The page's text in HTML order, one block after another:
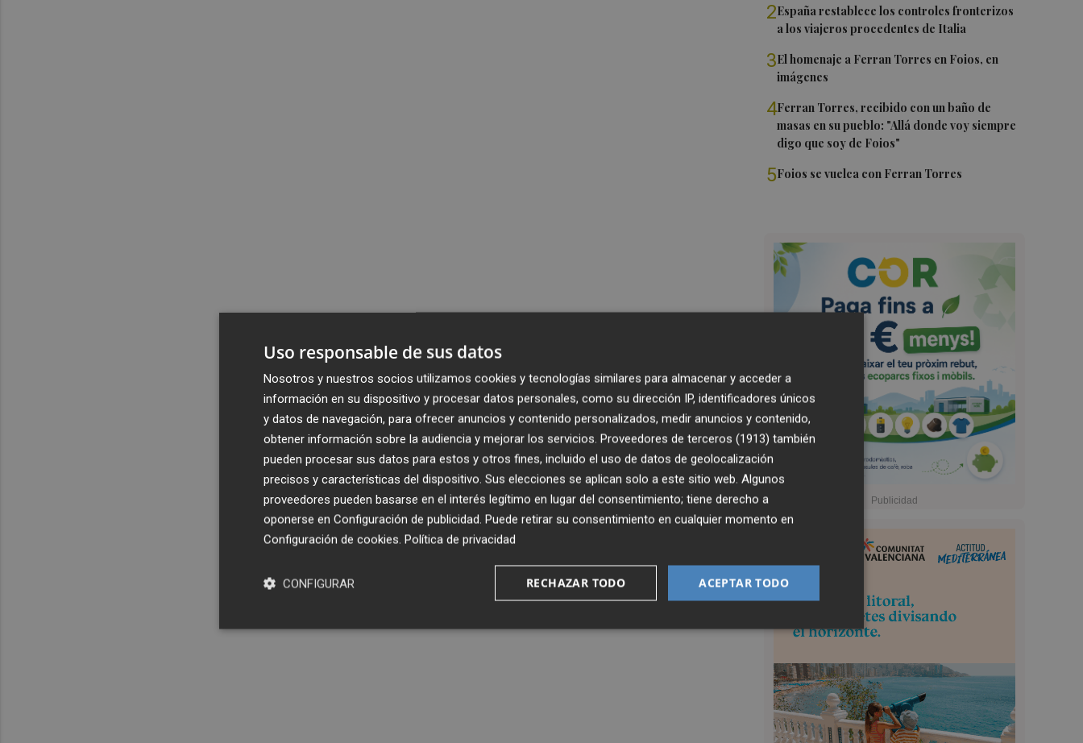
2España restablece los controles fronterizos
a los viajeros procedentes de Italia
3El homenaje a Ferran Torres en Foios, en
imágenes
4Ferran Torres, recibido con un baño de
masas en su pueblo: "Allá donde voy siempre
digo que soy de Foios"
5Foios se vuelca con Ferran Torres
Uso responsable de sus datos
Nosotros y nuestros socios utilizamos cookies y tecnologías similares para almacenar y acceder a
información en su dispositivo y procesar datos personales, como su dirección IP, identificadores únicos
y datos de navegación, para ofrecer anuncios y contenido personalizados, medir anuncios y contenido,
obtener información sobre la audiencia y mejorar los servicios. Proveedores de terceros (1913) también
pueden procesar sus datos para estos y otros fines, incluido el uso de datos de geolocalización
precisos y características del dispositivo. Sus elecciones se aplican solo a este sitio web. Algunos
proveedores pueden basarse en el interés legítimo en lugar del consentimiento; tiene derecho a
oponerse en Configuración de publicidad. Puede retirar su consentimiento en cualquier momento en
Configuración de cookies. Política de privacidad
ACEPTAR TODO
RECHAZAR TODO
CONFIGURAR